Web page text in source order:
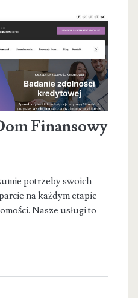
Finansowy
potrzeby swoich
na każdym etapie
Nasze usługi to